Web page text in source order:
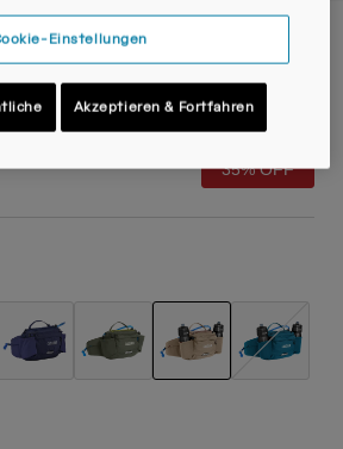
Pack mit Crux® 1,5L
OS
35% OFF
Einstellungen
Akzeptieren & Fortfahren